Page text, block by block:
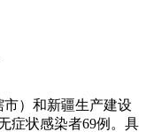
）和新疆生产建设
症状感染者69例。具